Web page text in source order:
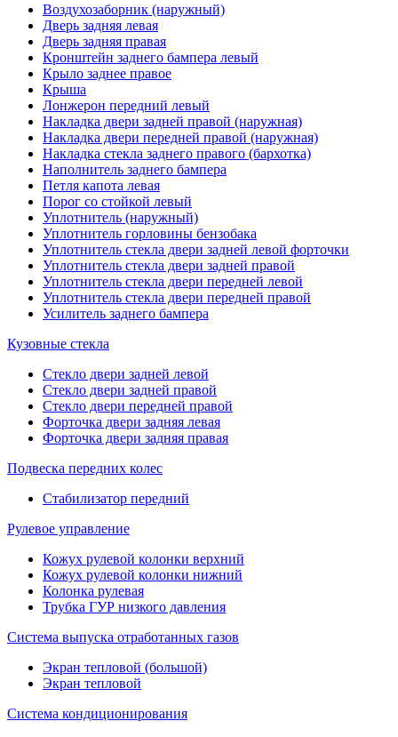
Воздухозаборник (наружный)
Дверь задняя левая
Дверь задняя правая
Кронштейн заднего бампера левый
Крыло заднее правое
Крыша
Лонжерон передний левый
Накладка двери задней правой (наружная)
Накладка двери передней правой (наружная)
Накладка стекла заднего правого (бархотка)
Наполнитель заднего бампера
Петля капота левая
Порог со стойкой левый
Уплотнитель (наружный)
Уплотнитель горловины бензобака
Уплотнитель стекла двери задней левой форточки
Уплотнитель стекла двери задней правой
Уплотнитель стекла двери передней левой
Уплотнитель стекла двери передней правой
Усилитель заднего бампера
Кузовные стекла
Стекло двери задней левой
Стекло двери задней правой
Стекло двери передней правой
Форточка двери задняя левая
Форточка двери задняя правая
Подвеска передних колес
Стабилизатор передний
Рулевое управление
Кожух рулевой колонки верхний
Кожух рулевой колонки нижний
Колонка рулевая
Трубка ГУР низкого давления
Система выпуска отработанных газов
Экран тепловой (большой)
Экран тепловой
Система кондиционирования